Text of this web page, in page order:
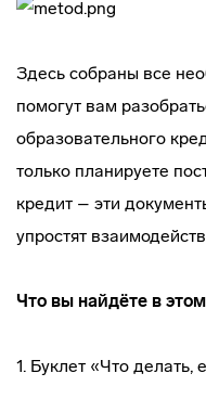
Здесь собраны все
помогут вам
образовательного
только планируете
кредит – эти
упростят
Что вы найдёте в
1. Буклет «Что делать,